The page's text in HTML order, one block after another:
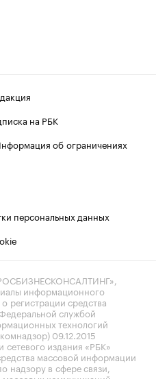
на РБК
об ограничениях
персональных данных
информационного
регистрации средства
службой
технологий
09.12.2015
издания «РБК»
массовой информации
надзору в сфере связи,